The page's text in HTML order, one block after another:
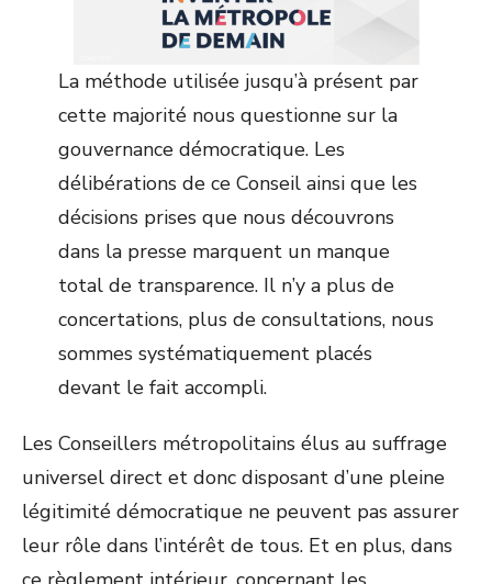
La méthode utilisée jusqu’à présent par
cette majorité nous questionne sur la
gouvernance démocratique. Les
délibérations de ce Conseil ainsi que les
décisions prises que nous découvrons
dans la presse marquent un manque
total de transparence. Il n’y a plus de
concertations, plus de consultations, nous
sommes systématiquement placés
devant le fait accompli.
Les Conseillers métropolitains élus au suffrage
universel direct et donc disposant d’une pleine
légitimité démocratique ne peuvent pas assurer
leur rôle dans l’intérêt de tous. Et en plus, dans